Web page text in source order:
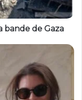
bande de Gaza